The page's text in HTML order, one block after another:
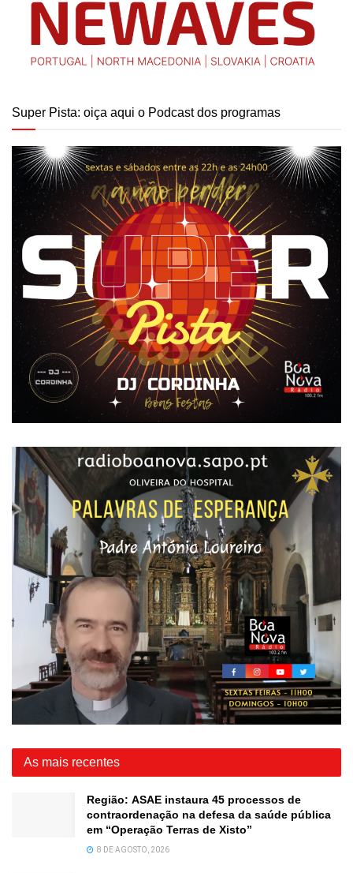
Super Pista: oiça aqui o Podcast dos programas
As mais recentes
Região: ASAE instaura 45 processos de
contraordenação na defesa da saúde pública
em “Operação Terras de Xisto”
8 DE AGOSTO, 2026